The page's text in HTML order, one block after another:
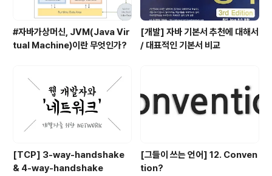
#자바가상머신, JVM(Java Vir
tual Machine)이란 무엇인가?
[개발] 자바 기본서 추천에 대해서
/ 대표적인 기본서 비교
[TCP] 3-way-handshake
& 4-way-handshake
[그들이 쓰는 언어] 12. Conven
tion?